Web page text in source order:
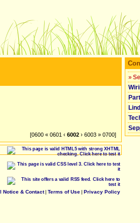
[0600 « 0601 ‹ 6002 › 6003 » 0700]
»
Notice & Contact| Terms of Use| Privacy Policy